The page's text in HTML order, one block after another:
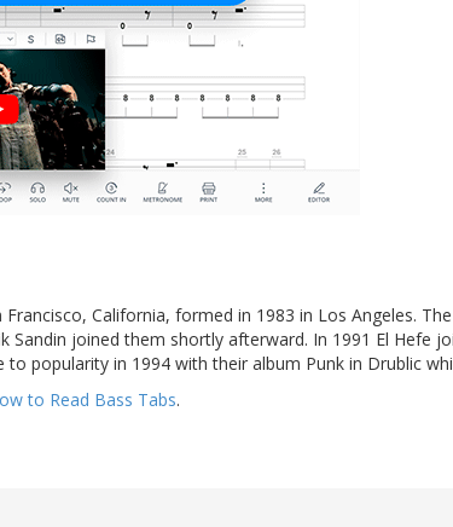
California, formed in 1983 in Los Angeles.
Sandin joined them shortly afterward. In 1991 El Hefe
popularity in 1994 with their album Punk in Drublic
to Read Bass Tabs.